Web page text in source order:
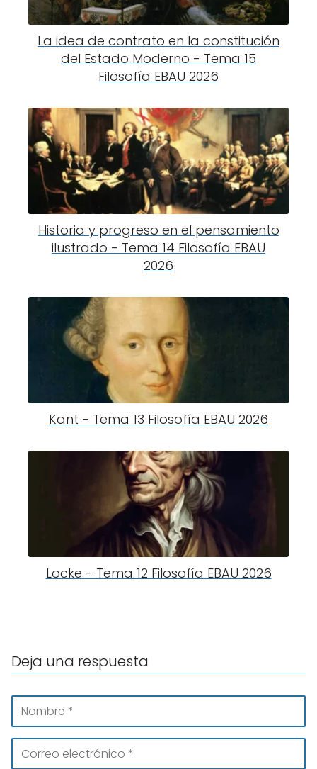
La idea de contrato en la constitución
del Estado Moderno - Tema 15
Filosofía EBAU 2026
Historia y progreso en el pensamiento
ilustrado - Tema 14 Filosofía EBAU
2026
Kant - Tema 13 Filosofía EBAU 2026
Locke - Tema 12 Filosofía EBAU 2026
Deja una respuesta